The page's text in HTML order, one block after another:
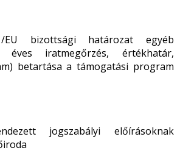
EU bizottsági határozat egyéb
éves iratmegőrzés, értékhatár,
betartása a támogatási program
jogszabályi előírásoknak